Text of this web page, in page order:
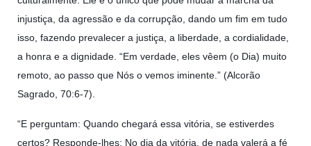
injustiça, da agressão e da corrupção, dando um fim em tudo
isso, fazendo prevalecer a justiça, a liberdade, a cordialidade,
a honra e a dignidade. “Em verdade, eles vêem (o Dia) muito
remoto, ao passo que Nós o vemos iminente.” (Alcorão
Sagrado, 70:6-7).
“E perguntam: Quando chegará essa vitória, se estiverdes
certos? Responde-lhes: No dia da vitória, de nada valerá a fé